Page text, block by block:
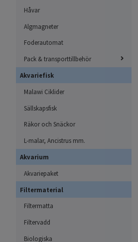
Håvar
Algmagneter
Foderautomat
Pack & transporttillbehör
Akvariefisk
Malawi Ciklider
Sällskapsfisk
Räkor och Snäckor
L-malar, Ancistrus mm.
Akvarium
Akvariepaket
Filtermaterial
Filtermatta
Filtervadd
Biologiska